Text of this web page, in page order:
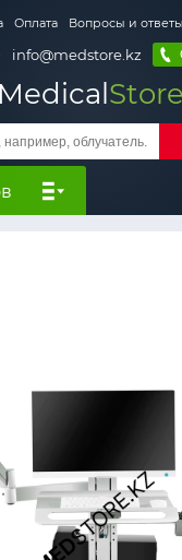
Оплата Вопросы и ответы
info@medstore.kz
MedicalStore